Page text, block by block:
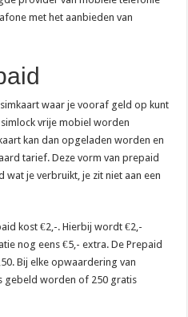
met het aanbieden van
waar je vooraf geld op kunt
vrije mobiel worden
kan dan opgeladen worden en
tarief. Deze vorm van prepaid
je verbruikt, je zit niet aan een
kost €2,-. Hierbij wordt €2,-
nog eens €5,- extra. De Prepaid
Bij elke opwaardering van
gebeld worden of 250 gratis